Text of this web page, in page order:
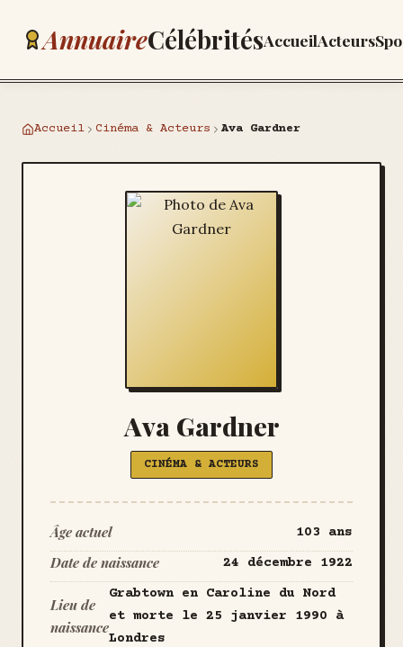
AnnuaireCélébritésAccueilActeurs
Accueil Cinéma & Acteurs Ava Gardner
Ava Gardner
CINÉMA & ACTEURS
Âge actuel 103 ans
Date de naissance 24 décembre 1922
Lieu de
naissance
Grabtown en Caroline du Nord
et morte le 25 janvier 1990 à
Londres